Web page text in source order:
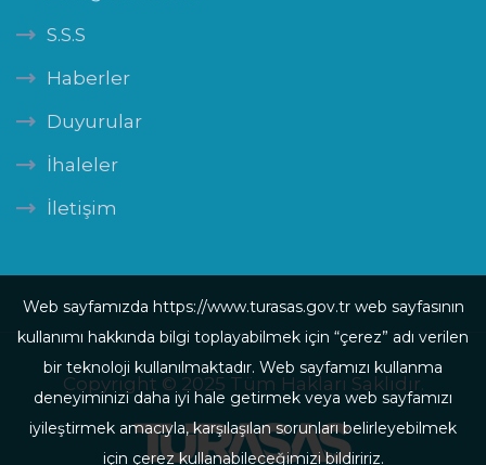
S.S.S
Haberler
Duyurular
İhaleler
İletişim
Copyright © 2025 Tüm Hakları Saklıdır.
Web sayfamızda https://www.turasas.gov.tr web sayfasının
kullanımı hakkında bilgi toplayabilmek için “çerez” adı verilen
bir teknoloji kullanılmaktadır. Web sayfamızı kullanma
deneyiminizi daha iyi hale getirmek veya web sayfamızı
iyileştirmek amacıyla, karşılaşılan sorunları belirleyebilmek
için çerez kullanabileceğimizi bildiririz.